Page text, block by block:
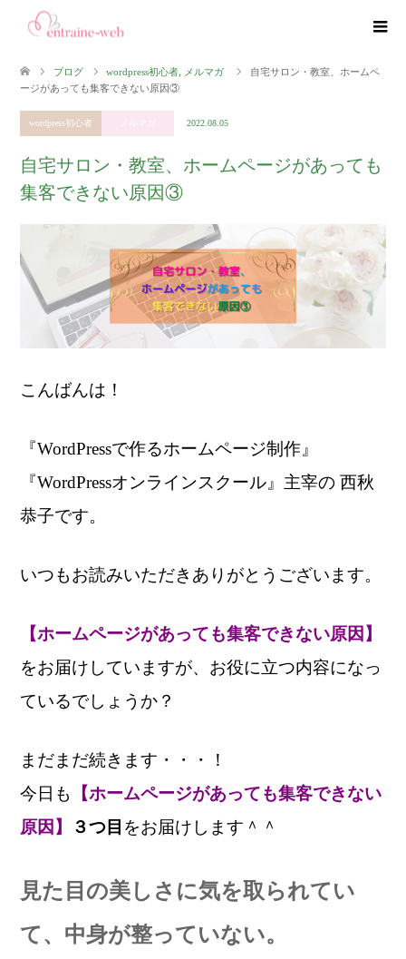
ブログ wordpress初心者 メルマガ
自宅サロン・教室、ホームペ
ージがあっても集客できない原因③
wordpress初心者 2022.08.05
自宅サロン・教室、ホームページがあっても
集客できない原因③
こんばんは！
『WordPressで作るホームページ制作』
『WordPressオンラインスクール』主宰の 西秋
恭子です。
いつもお読みいただきありがとうございます。
【ホームページがあっても集客できない原因】
をお届けしていますが、お役に立つ内容になっ
ているでしょうか？
まだまだ続きます・・・！
今日も
【ホームページがあっても集客できない
原因】
３つ目 をお届けします＾＾
見た目の美しさに気を取られてい
て、中身が整っていない。